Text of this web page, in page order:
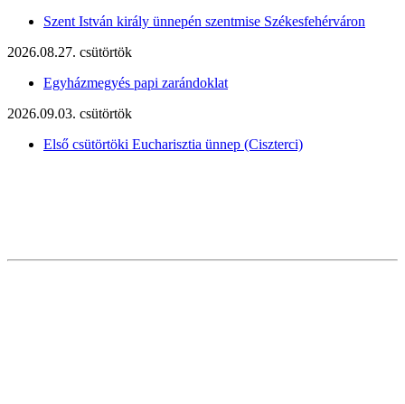
Szent István király ünnepén szentmise Székesfehérváron
2026.08.27. csütörtök
Egyházmegyés papi zarándoklat
2026.09.03. csütörtök
Első csütörtöki Eucharisztia ünnep (Ciszterci)